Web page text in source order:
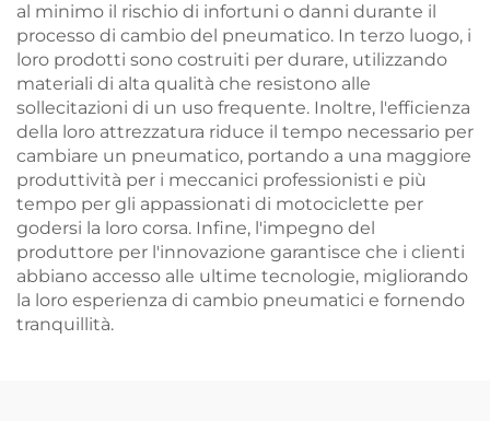
al minimo il rischio di infortuni o danni durante il
processo di cambio del pneumatico. In terzo luogo, i
loro prodotti sono costruiti per durare, utilizzando
materiali di alta qualità che resistono alle
sollecitazioni di un uso frequente. Inoltre, l'efficienza
della loro attrezzatura riduce il tempo necessario per
cambiare un pneumatico, portando a una maggiore
produttività per i meccanici professionisti e più
tempo per gli appassionati di motociclette per
godersi la loro corsa. Infine, l'impegno del
produttore per l'innovazione garantisce che i clienti
abbiano accesso alle ultime tecnologie, migliorando
la loro esperienza di cambio pneumatici e fornendo
tranquillità.